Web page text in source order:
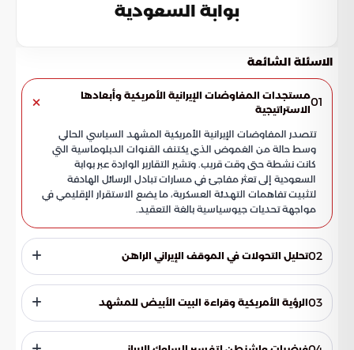
بوابة السعودية
الاسئلة الشائعة
01مستجدات المفاوضات الإيرانية الأمريكية وأبعادها
الاستراتيجية
تتصدر المفاوضات الإيرانية الأمريكية المشهد السياسي الحالي
وسط حالة من الغموض الذي يكتنف القنوات الدبلوماسية التي
كانت نشطة حتى وقت قريب. وتشير التقارير الواردة عبر بوابة
السعودية إلى تعثر مفاجئ في مسارات تبادل الرسائل الهادفة
لتثبيت تفاهمات التهدئة العسكرية، ما يضع الاستقرار الإقليمي في
مواجهة تحديات جيوسياسية بالغة التعقيد.
02تحليل التحولات في الموقف الإيراني الراهن
حيث يظهر رصد التحركات السياسية الإيرانية تحولاً في الأداء
الدبلوماسي، يمكن تلخيصه في النقاط التالية:
03الرؤية الأمريكية وقراءة البيت الأبيض للمشهد
تؤكد التصريحات الصادرة عن الرئيس دونالد ترامب عدم وجود أي